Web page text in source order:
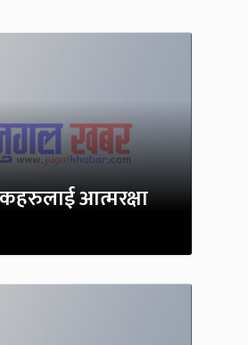
आत्मरक्षा